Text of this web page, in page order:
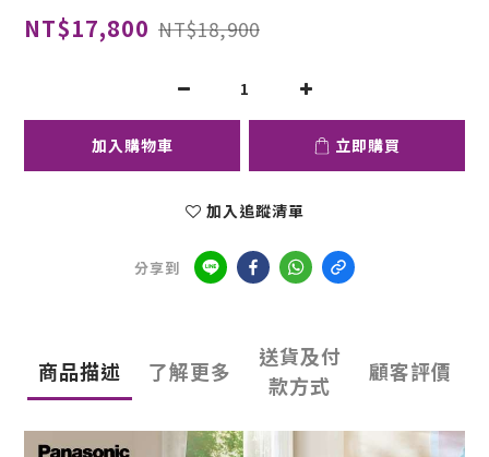
NT$17,800 NT$18,900
加入購物車 立即購買
加入追蹤清單
分享到
商品描述 了解更多
送貨及付
款方式
顧客評價